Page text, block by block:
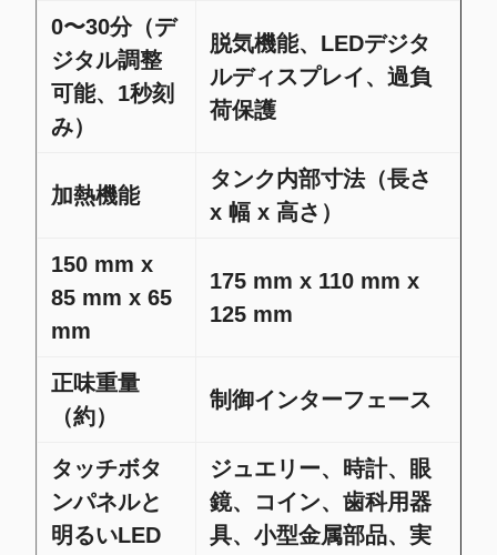
0〜30分（デ
ジタル調整
可能、1秒刻
み）
脱気機能、LEDデジタ
ルディスプレイ、過負
荷保護
加熱機能
タンク内部寸法（長さ
x 幅 x 高さ）
150 mm x
85 mm x 65
mm
175 mm x 110 mm x
125 mm
正味重量
（約）
制御インターフェース
タッチボタ
ンパネルと
明るいLED
ジュエリー、時計、眼
鏡、コイン、歯科用器
具、小型金属部品、実